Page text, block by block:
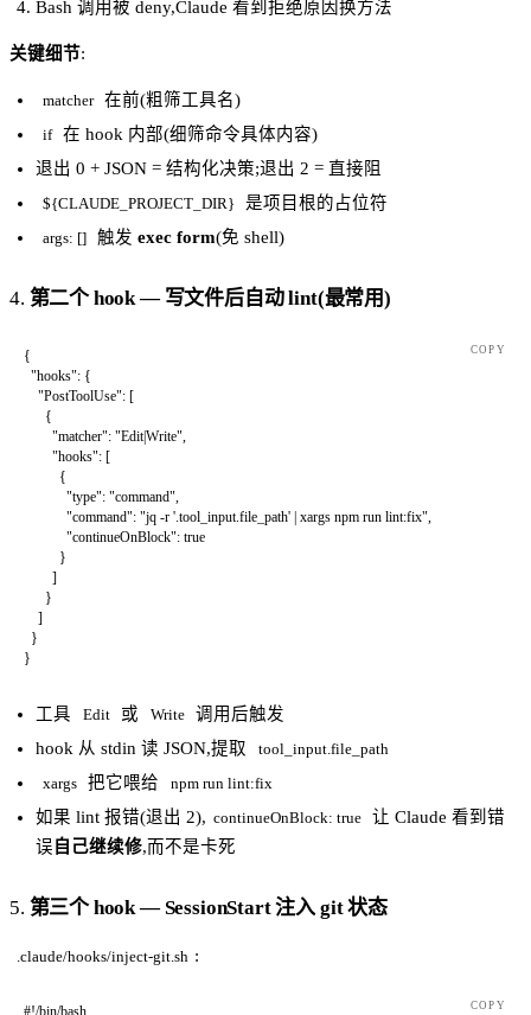
Bash 调用被 deny,Claude 看到拒绝原因换方法
关键细节:
matcher 在前(粗筛工具名)
if
在 hook 内部(细筛命令具体内容)
退出 0 + JSON = 结构化决策;退出 2 = 直接阻
${CLAUDE_PROJECT_DIR} 是项目根的占位符
args: [] 触发exec form(免 shell)
4. 第二个 hook — 写文件后自动 lint(最常用)
{
  "hooks"
: {
    "PostToolUse"
: [
      {
        "matcher"
: "Edit|Write"
        "hooks"
: [
          {
            "type"
: "command"
            "command"
: "jq -r '.tool_input.file_path' | xargs npm run lint:fix"
            "continueOnBlock"
: true
          }
        ]
      }
    ]
  }
}
COPY
工具 Edit 或 Write
调用后触发
hook 从 stdin 读 JSON,提取
tool_input.file_path
xargs 把它喂给 npm run lint:fix
如果 lint 报错(退出 2), continueOnBlock: true
让 Claude 看到错
误 自己继续修,而不是卡死
5. 第三个 hook — SessionStart 注入 git 状态
.claude/hooks/inject-git.sh :
#!/bin/bash COPY